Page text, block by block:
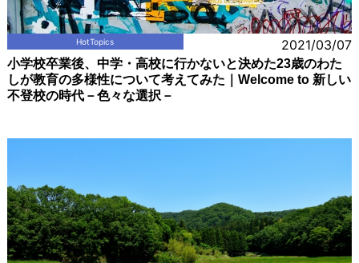
HotTopics 2021/03/07
小学校卒業後、中学・高校に行かないと決めた23歳のわた
しが教育の多様性について考えてみた｜Welcome to 新しい
不登校の時代－色々な選択－